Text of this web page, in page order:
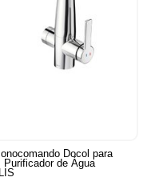
Docol para
Purificador de Água